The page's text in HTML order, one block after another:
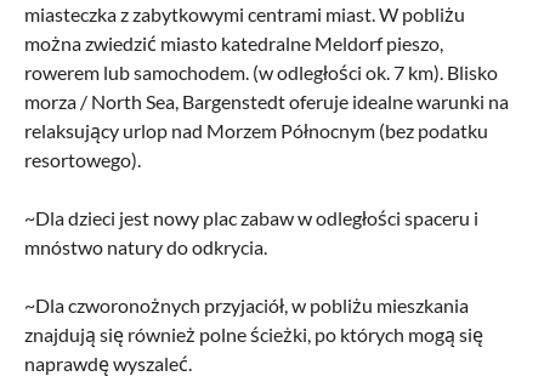
miasteczka z zabytkowymi centrami miast. W pobliżu
można zwiedzić miasto katedralne Meldorf pieszo,
rowerem lub samochodem. (w odległości ok. 7 km). Blisko
morza / North Sea, Bargenstedt oferuje idealne warunki na
relaksujący urlop nad Morzem Północnym (bez podatku
resortowego).
~Dla dzieci jest nowy plac zabaw w odległości spaceru i
mnóstwo natury do odkrycia.
~Dla czworonożnych przyjaciół, w pobliżu mieszkania
znajdują się również polne ścieżki, po których mogą się
naprawdę wyszaleć.